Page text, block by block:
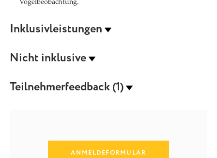
Vogelbeobachtung.
Inklusivleistungen
Nicht inklusive
Teilnehmerfeedback (1)
ANMELDEFORMULAR